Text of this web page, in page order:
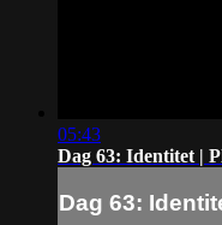
05:43
Dag 63: Identitet |
Dag 63: